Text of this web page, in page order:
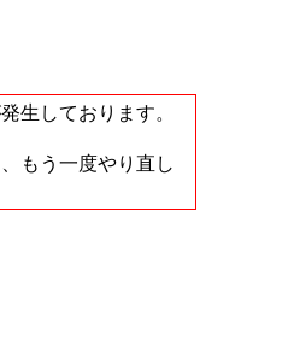
生しております。
もう一度やり直し